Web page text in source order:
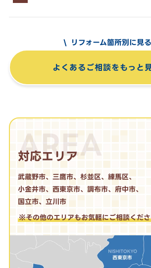
リフォーム箇所別に見る
よくあるご相談をもっと
AREA
対応エリア
武蔵野市、三鷹市、杉並区、練馬区、
小金井市、西東京市、調布市、府中市、
国立市、立川市
※その他のエリアもお気軽にご相談くだ